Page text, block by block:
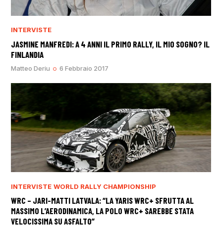
INTERVISTE
JASMINE MANFREDI: A 4 ANNI IL PRIMO RALLY, IL MIO SOGNO? IL
FINLANDIA
Matteo Deriu 6 Febbraio 2017
INTERVISTE WORLD RALLY CHAMPIONSHIP
WRC – JARI-MATTI LATVALA: “LA YARIS WRC+ SFRUTTA AL
MASSIMO L’AERODINAMICA, LA POLO WRC+ SAREBBE STATA
VELOCISSIMA SU ASFALTO”